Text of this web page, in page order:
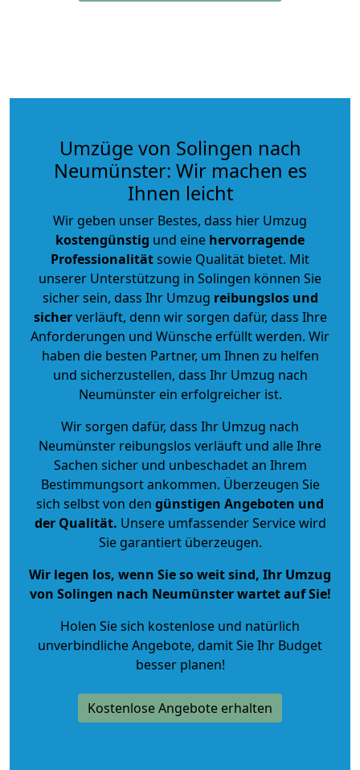
Umzüge von Solingen nach
Neumünster: Wir machen es
Ihnen leicht
Wir geben unser Bestes, dass hier Umzug
kostengünstig und eine hervorragende
Professionalitätsowie Qualität bietet. Mit
unserer Unterstützung in Solingen können Sie
sicher sein, dass Ihr Umzug reibungslos und
sicherverläuft, denn wir sorgen dafür, dass Ihre
Anforderungen und Wünsche erfüllt werden. Wir
haben die besten Partner, um Ihnen zu helfen
und sicherzustellen, dass Ihr Umzug nach
Neumünster ein erfolgreicher ist.
Wir sorgen dafür, dass Ihr Umzug nach
Neumünster reibungslos verläuft und alle Ihre
Sachen sicher und unbeschadet an Ihrem
Bestimmungsort ankommen. Überzeugen Sie
sich selbst von den günstigen Angeboten und
der Qualität. Unsere umfassender Service wird
Sie garantiert überzeugen.
Wir legen los, wenn Sie so weit sind, Ihr Umzug
von Solingen nach Neumünster wartet auf Sie!
Holen Sie sich kostenlose und natürlich
unverbindliche Angebote, damit Sie Ihr Budget
besser planen!
Kostenlose Angebote erhalten